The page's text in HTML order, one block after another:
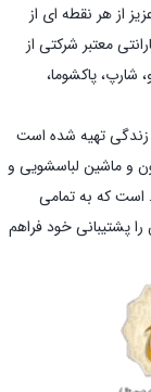
از هر نقطه ای از
معتبر شرکتی از
شارپ، پاکشوما،
زندگی تهیه شده است
و ماشین لباسشویی و
است که به تمامی
پشتیبانی خود فراهم